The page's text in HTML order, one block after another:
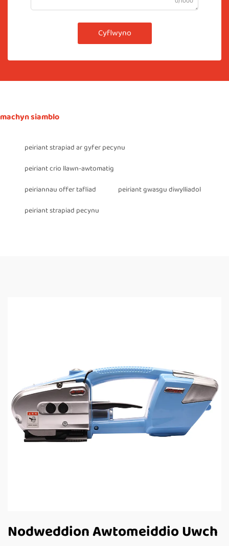
Cyflwyno
machyn siamblo
peiriant strapiad ar gyfer pecynu
peiriant crio llawn-awtomatig
peiriannau offer tafliad
peiriant gwasgu diwylliadol
peiriant strapiad pecynu
Nodweddion Awtomeiddio Uwch